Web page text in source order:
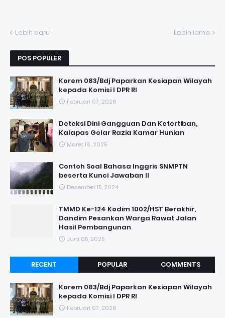
Lebih baru Lebih lama
POS POPULER
Korem 083/Bdj Paparkan Kesiapan Wilayah
kepada Komisi I DPR RI
Februari 07, 2026
Deteksi Dini Gangguan Dan Ketertiban,
Kalapas Gelar Razia Kamar Hunian
Maret 16, 2025
Contoh Soal Bahasa Inggris SNMPTN
beserta Kunci Jawaban II
Desember 15, 2024
TMMD Ke-124 Kodim 1002/HST Berakhir,
Dandim Pesankan Warga Rawat Jalan
Hasil Pembangunan
Juni 05, 2025
RECENT POPULAR COMMENTS
Korem 083/Bdj Paparkan Kesiapan Wilayah
kepada Komisi I DPR RI
Februari 07, 2026